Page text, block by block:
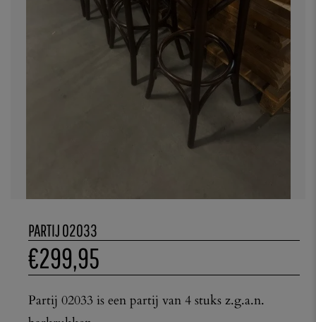
PARTIJ 02033
€299,95
Partij 02033 is een partij van 4 stuks z.g.a.n.